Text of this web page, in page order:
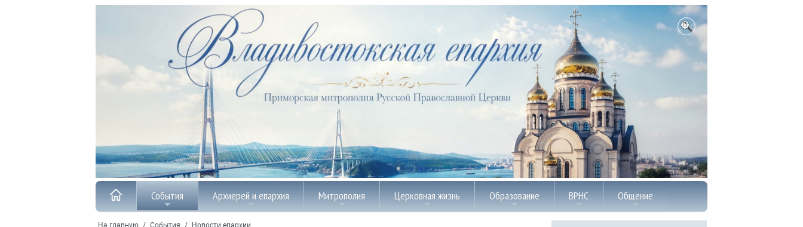
События Архиерей и епархия Митрополия Церковная жизнь Образование ВРНС Общение